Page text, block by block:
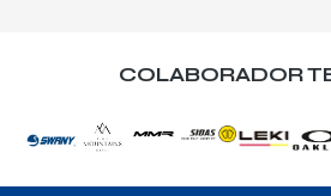
COLABORADOR